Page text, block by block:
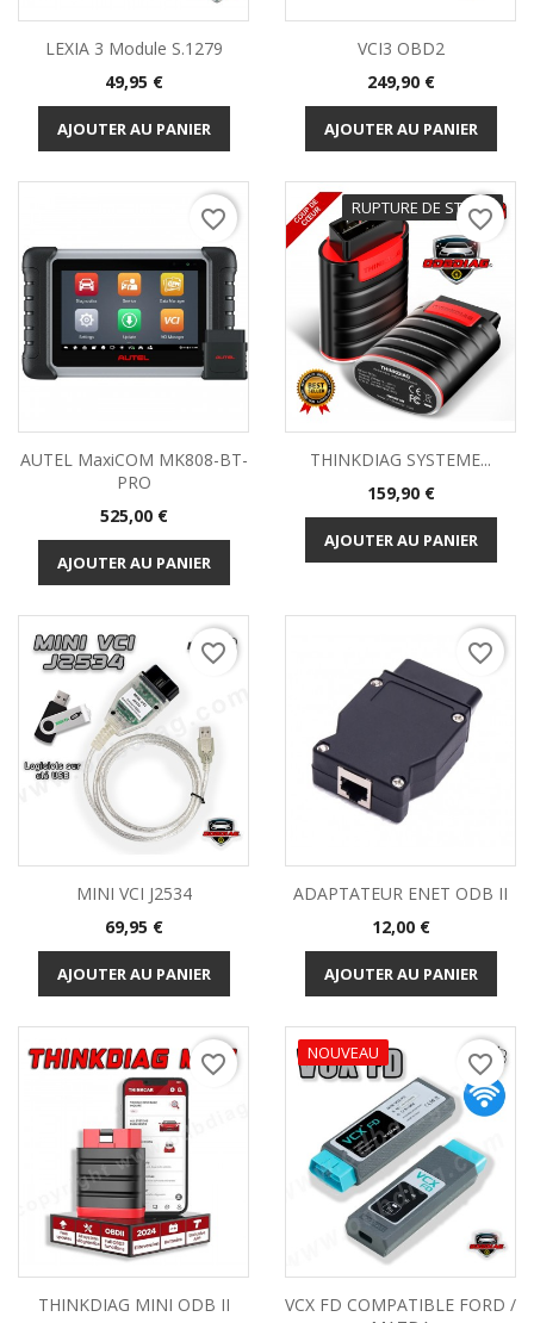
(18 avis)
LEXIA 3 Module S.1279
Prix
49,95 €
AJOUTER AU PANIER
VCI3 OBD2
Prix
249,90 €
AJOUTER AU PANIER
AUTEL MaxiCOM MK808-BT-
PRO
Prix
525,00 €
AJOUTER AU PANIER
favorite_border PROMO !
RUPTURE DE STOCK
THINKDIAG SYSTEME...
Prix
159,90 €
AJOUTER AU PANIER
favorite_border
MINI VCI J2534
Prix
69,95 €
AJOUTER AU PANIER
favorite_border
ADAPTATEUR ENET ODB II
Prix
12,00 €
AJOUTER AU PANIER
favorite_border
THINKDIAG MINI ODB II
favorite_border NOUVEAU
VCX FD COMPATIBLE FORD /
favorite_border